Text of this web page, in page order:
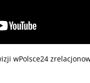
wPolsce24